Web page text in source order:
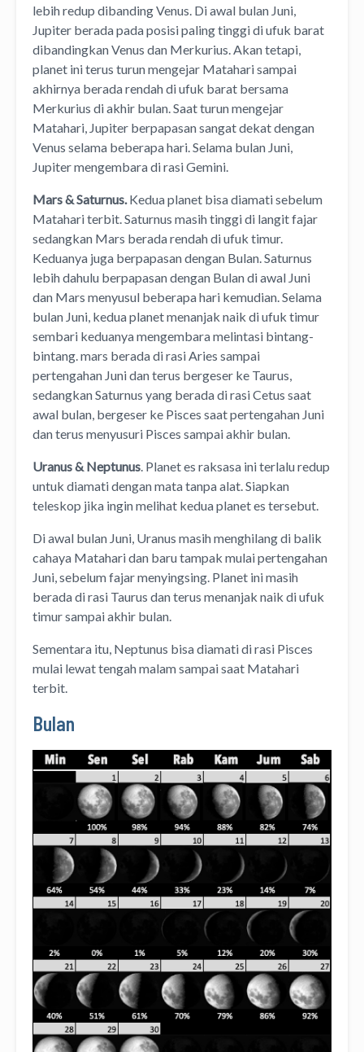
lebih redup dibanding Venus. Di awal bulan Juni,
Jupiter berada pada posisi paling tinggi di ufuk barat
dibandingkan Venus dan Merkurius. Akan tetapi,
planet ini terus turun mengejar Matahari sampai
akhirnya berada rendah di ufuk barat bersama
Merkurius di akhir bulan. Saat turun mengejar
Matahari, Jupiter berpapasan sangat dekat dengan
Venus selama beberapa hari. Selama bulan Juni,
Jupiter mengembara di rasi Gemini.
Mars & Saturnus.Kedua planet bisa diamati sebelum
Matahari terbit. Saturnus masih tinggi di langit fajar
sedangkan Mars berada rendah di ufuk timur.
Keduanya juga berpapasan dengan Bulan. Saturnus
lebih dahulu berpapasan dengan Bulan di awal Juni
dan Mars menyusul beberapa hari kemudian. Selama
bulan Juni, kedua planet menanjak naik di ufuk timur
sembari keduanya mengembara melintasi bintang-
bintang. mars berada di rasi Aries sampai
pertengahan Juni dan terus bergeser ke Taurus,
sedangkan Saturnus yang berada di rasi Cetus saat
awal bulan, bergeser ke Pisces saat pertengahan Juni
dan terus menyusuri Pisces sampai akhir bulan.
Uranus & Neptunus. Planet es raksasa ini terlalu redup
untuk diamati dengan mata tanpa alat. Siapkan
teleskop jika ingin melihat kedua planet es tersebut.
Di awal bulan Juni, Uranus masih menghilang di balik
cahaya Matahari dan baru tampak mulai pertengahan
Juni, sebelum fajar menyingsing. Planet ini masih
berada di rasi Taurus dan terus menanjak naik di ufuk
timur sampai akhir bulan.
Sementara itu, Neptunus bisa diamati di rasi Pisces
mulai lewat tengah malam sampai saat Matahari
terbit.
Bulan